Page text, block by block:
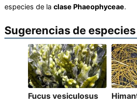
especies de la clase Phaeophyceae.
Sugerencias de especies
Fucus vesiculosus